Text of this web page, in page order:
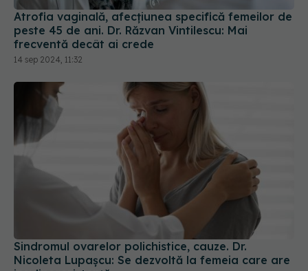
Atrofia vaginală, afecțiunea specifică femeilor de
peste 45 de ani. Dr. Răzvan Vintilescu: Mai
frecventă decât ai crede
14 sep 2024, 11:32
Sindromul ovarelor polichistice, cauze. Dr.
Nicoleta Lupașcu: Se dezvoltă la femeia care are